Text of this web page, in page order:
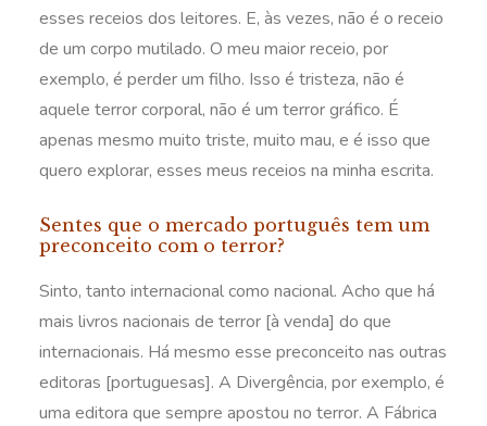
esses receios dos leitores. E, às vezes, não é o receio
de um corpo mutilado. O meu maior receio, por
exemplo, é perder um filho. Isso é tristeza, não é
aquele terror corporal, não é um terror gráfico. É
apenas mesmo muito triste, muito mau, e é isso que
quero explorar, esses meus receios na minha escrita.
Sentes que o mercado português tem um
preconceito com o terror?
Sinto, tanto internacional como nacional. Acho que há
mais livros nacionais de terror [à venda] do que
internacionais. Há mesmo esse preconceito nas outras
editoras [portuguesas]. A Divergência, por exemplo, é
uma editora que sempre apostou no terror. A Fábrica